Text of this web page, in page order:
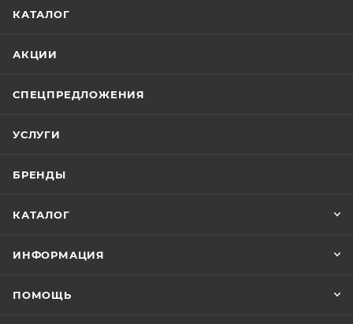
КАТАЛОГ
АКЦИИ
СПЕЦПРЕДЛОЖЕНИЯ
УСЛУГИ
БРЕНДЫ
КАТАЛОГ
ИНФОРМАЦИЯ
ПОМОЩЬ